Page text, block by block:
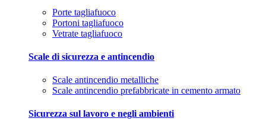
Porte tagliafuoco
Portoni tagliafuoco
Vetrate tagliafuoco
Scale di sicurezza e antincendio
Scale antincendio metalliche
Scale antincendio prefabbricate in cemento armato
Sicurezza sul lavoro e negli ambienti